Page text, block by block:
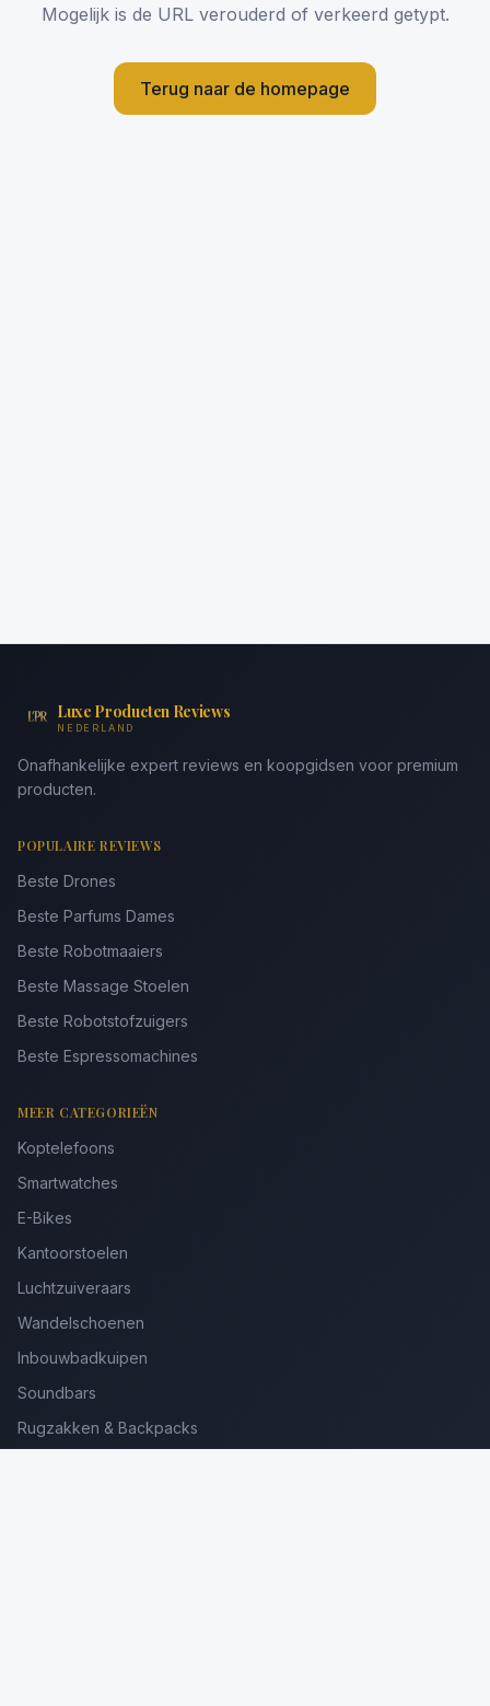
Mogelijk is de URL verouderd of verkeerd getypt.
Terug naar de homepage
Luxe Producten Reviews
NEDERLAND
Onafhankelijke expert reviews en koopgidsen voor premium
producten.
POPULAIRE REVIEWS
Beste Drones
Beste Parfums Dames
Beste Robotmaaiers
Beste Massage Stoelen
Beste Robotstofzuigers
Beste Espressomachines
MEER CATEGORIEËN
Koptelefoons
Smartwatches
E-Bikes
Kantoorstoelen
Luchtzuiveraars
Wandelschoenen
Inbouwbadkuipen
Soundbars
Rugzakken & Backpacks